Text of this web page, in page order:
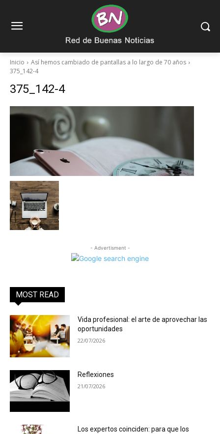
Inicio
Así hemos cambiado de pantallas a lo largo de 70 años
375_142-4
375_142-4
- Advertisment -
MOST READ
Vida profesional: el arte de aprovechar las
oportunidades
22/07/2026
Reflexiones
21/07/2026
Los expertos coinciden: para que los